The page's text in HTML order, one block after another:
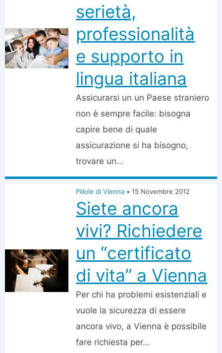
serietà,
professionalità
e supporto in
lingua italiana
Assicurarsi un un Paese straniero
non è sempre facile: bisogna
capire bene di quale
assicurazione si ha bisogno,
trovare un...
Pillole di Vienna • 15 Novembre 2012
Siete ancora
vivi? Richiedere
un “certificato
di vita” a Vienna
Per chi ha problemi esistenziali e
vuole la sicurezza di essere
ancora vivo, a Vienna è possibile
fare richiesta per...